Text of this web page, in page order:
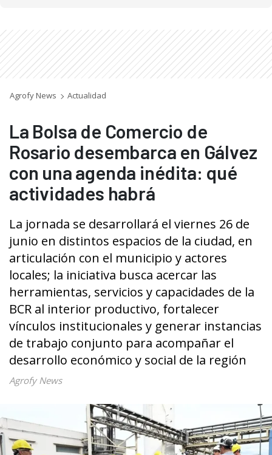
Agrofy News Actualidad
La Bolsa de Comercio de
Rosario desembarca en Gálvez
con una agenda inédita: qué
actividades habrá
La jornada se desarrollará el viernes 26 de
junio en distintos espacios de la ciudad, en
articulación con el municipio y actores
locales; la iniciativa busca acercar las
herramientas, servicios y capacidades de la
BCR al interior productivo, fortalecer
vínculos institucionales y generar instancias
de trabajo conjunto para acompañar el
desarrollo económico y social de la región
Agrofy News